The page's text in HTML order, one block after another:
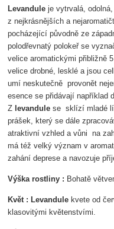
Levandule je vytrvalá,
z nejkrásnějších a
pocházející původně ze
polodřevnatý polokeř se
velice aromatickými přibližně
velice drobné, lesklé a jsou
umí neskutečně provonět
esence se přidávají například
Z levandule se sklízí mladé
prášek, který se dále
atraktivní vzhled a vůni na
má též velký význam v
zahání deprese a navozuje
Výška rostliny : Bohatě
Květ : Levandule kvete od
klasovitými květenstvími.